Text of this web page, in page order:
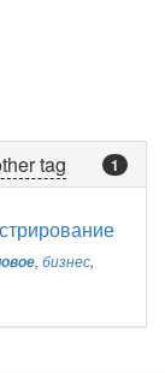
1
tag
, бизнес,